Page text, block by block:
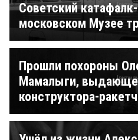
Советский
московском Музее
Прошли похороны
Мамалыги,
конструктора-